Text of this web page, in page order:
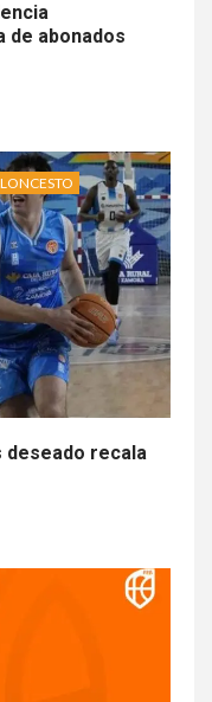
de abonados
deseado recala